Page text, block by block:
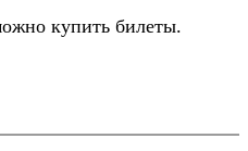
купить билеты.